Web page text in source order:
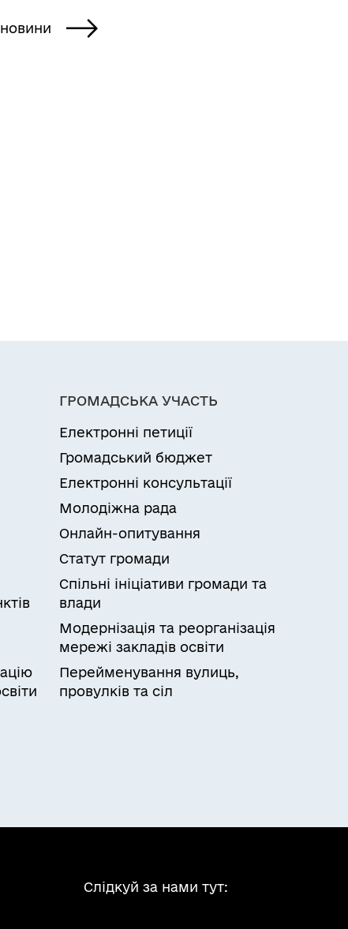
новини
ГРОМАДСЬКА УЧАСТЬ
Електронні петиції
Громадський бюджет
Електронні консультації
Молодіжна рада
Онлайн-опитування
Статут громади
Спільні ініціативи громади та
влади
Модернізація та реорганізація
мережі закладів освіти
Перейменування вулиць,
провулків та сіл
Слідкуй за нами тут: